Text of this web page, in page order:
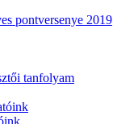
pontversenye 2019
tanfolyam